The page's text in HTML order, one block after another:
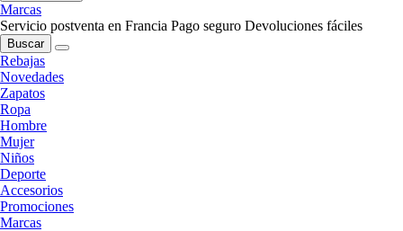
Marcas
Servicio postventa en Francia Pago seguro Devoluciones fáciles
Buscar
Rebajas
Novedades
Zapatos
Ropa
Hombre
Mujer
Niños
Deporte
Accesorios
Promociones
Marcas